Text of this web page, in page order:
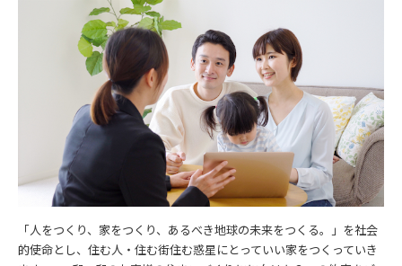
「人をつくり、家をつくり、あるべき地球の未来をつくる。」を社会
的使命とし、住む人・住む街住む惑星にとっていい家をつくっていき